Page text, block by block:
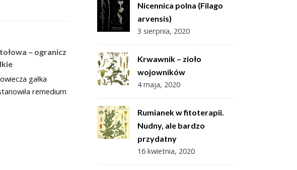
– ogranicz
gałka
remedium
Nicennica polna (Filago
arvensis)
3 sierpnia, 2020
Krwawnik – zioło
wojowników
4 maja, 2020
Rumianek w fitoterapii.
Nudny, ale bardzo
przydatny
16 kwietnia, 2020